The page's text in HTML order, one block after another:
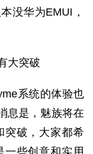
没华为EMUI，
系统的体验也
息是，魅族将在
突破，大家都希
一些创意和实用